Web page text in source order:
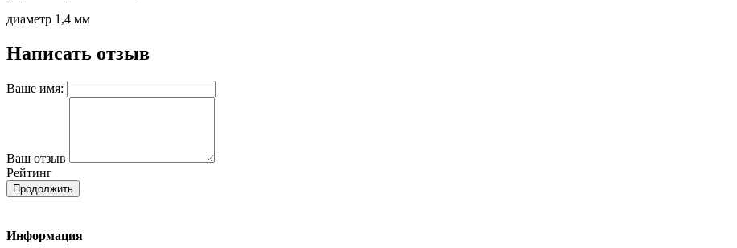
диаметр 1,4 мм
Написать отзыв
Ваше имя:
Ваш отзыв
Рейтинг
Продолжить
Информация